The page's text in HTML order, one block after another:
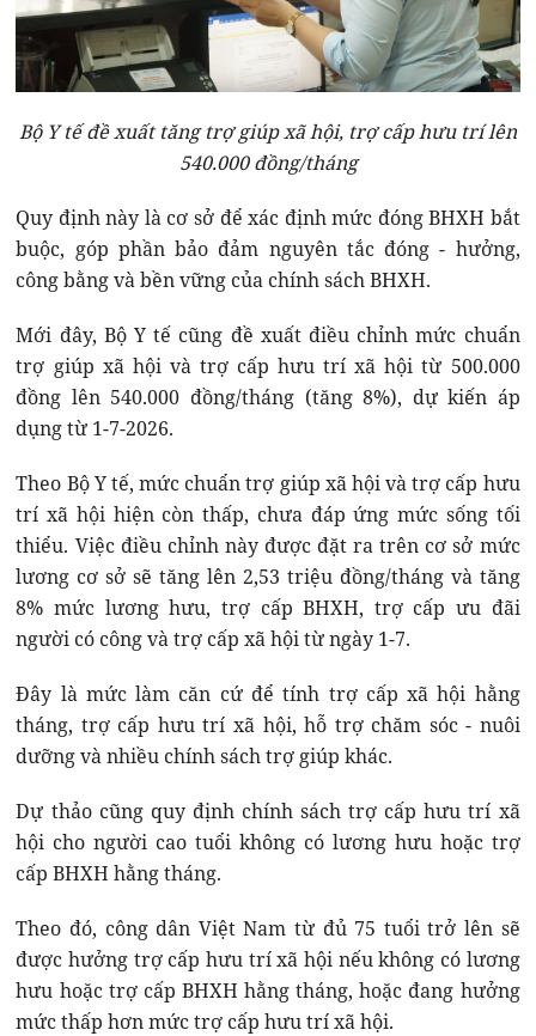
Bộ Y tế đề xuất tăng trợ giúp xã hội, trợ cấp hưu trí lên
540.000 đồng/tháng
Quy định này là cơ sở để xác định mức đóng BHXH bắt
buộc, góp phần bảo đảm nguyên tắc đóng - hưởng,
công bằng và bền vững của chính sách BHXH.
Mới đây, Bộ Y tế cũng đề xuất điều chỉnh mức chuẩn
trợ giúp xã hội và trợ cấp hưu trí xã hội từ 500.000
đồng lên 540.000 đồng/tháng (tăng 8%), dự kiến áp
dụng từ 1-7-2026.
Theo Bộ Y tế, mức chuẩn trợ giúp xã hội và trợ cấp hưu
trí xã hội hiện còn thấp, chưa đáp ứng mức sống tối
thiểu. Việc điều chỉnh này được đặt ra trên cơ sở mức
lương cơ sở sẽ tăng lên 2,53 triệu đồng/tháng và tăng
8% mức lương hưu, trợ cấp BHXH, trợ cấp ưu đãi
người có công và trợ cấp xã hội từ ngày 1-7.
Đây là mức làm căn cứ để tính trợ cấp xã hội hằng
tháng, trợ cấp hưu trí xã hội, hỗ trợ chăm sóc - nuôi
dưỡng và nhiều chính sách trợ giúp khác.
Dự thảo cũng quy định chính sách trợ cấp hưu trí xã
hội cho người cao tuổi không có lương hưu hoặc trợ
cấp BHXH hằng tháng.
Theo đó, công dân Việt Nam từ đủ 75 tuổi trở lên sẽ
được hưởng trợ cấp hưu trí xã hội nếu không có lương
hưu hoặc trợ cấp BHXH hằng tháng, hoặc đang hưởng
mức thấp hơn mức trợ cấp hưu trí xã hội.